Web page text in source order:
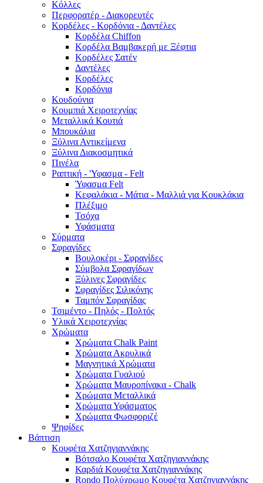
Κόλλες
Περφορατέρ - Διακορευτές
Κορδέλες - Κορδόνια - Δαντέλες
Κορδέλα Chiffon
Κορδέλα Βαμβακερή με Ξέφτια
Κορδέλες Σατέν
Δαντέλες
Κορδέλες
Κορδόνια
Κουδούνια
Κουμπιά Χειροτεχνίας
Μεταλλικά Κουτιά
Μπουκάλια
Ξύλινα Αντικείμενα
Ξύλινα Διακοσμητικά
Πινέλα
Ραπτική - 'Υφασμα - Felt
Ύφασμα Felt
Κεφαλάκια - Μάτια - Μαλλιά για Κουκλάκια
Πλέξιμο
Τσόχα
Υφάσματα
Σύρματα
Σφραγίδες
Βουλοκέρι - Σφραγίδες
Σύμβολα Σφραγίδων
Ξύλινες Σφραγίδες
Σφραγίδες Σιλικόνης
Ταμπόν Σφραγίδας
Τσιμέντο - Πηλός - Πολτός
Υλικά Χειροτεχνίας
Χρώματα
Χρώματα Chalk Paint
Χρώματα Ακρυλικά
Μαγνητικά Χρώματα
Χρώματα Γυαλιού
Χρώματα Μαυροπίνακα - Chalk
Χρώματα Μεταλλικά
Χρώματα Υφάσματος
Χρώματα Φωσφοριζέ
Ψηφίδες
Βάπτιση
Κουφέτα Χατζηγιαννάκης
Βότσαλο Κουφέτα Χατζηγιαννάκης
Καρδιά Κουφέτα Χατζηγιαννάκης
Rondo Πολύχρωμο Κουφέτα Χατζηγιαννάκης